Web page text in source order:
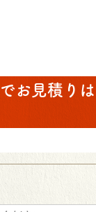
お見積り